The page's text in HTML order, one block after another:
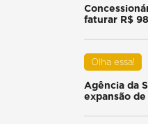
faturar R$
Olha essa!
Agência da
expansão